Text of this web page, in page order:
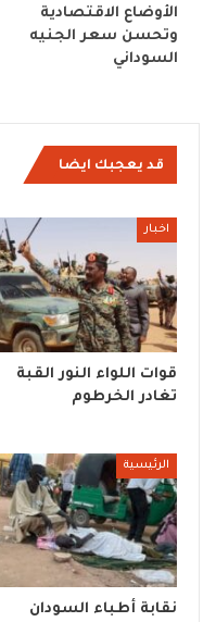
الأوضاع الاقتصادية
وتحسن سعر الجنيه
السوداني
قد يعجبك ايضا
اخبار
قوات اللواء النور القبة
تغادر الخرطوم
الرئيسية
نقابة أطباء السودان